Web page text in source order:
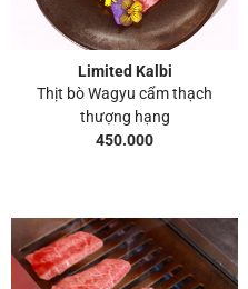
Limited Kalbi
Thịt bò Wagyu cẩm thạch
thượng hạng
450.000